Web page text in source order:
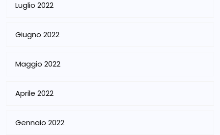
Luglio 2022
Giugno 2022
Maggio 2022
Aprile 2022
Gennaio 2022